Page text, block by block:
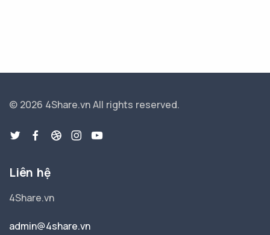
© 2026 4Share.vnAll rights reserved.
Liên hệ
4Share.vn
admin@4share.vn